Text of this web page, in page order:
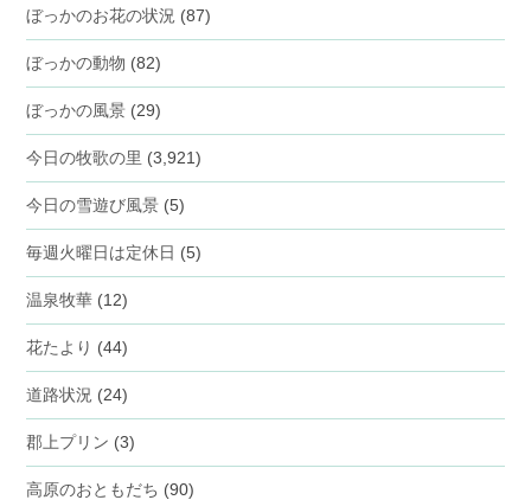
ぼっかのお花の状況 (87)
ぼっかの動物 (82)
ぼっかの風景 (29)
今日の牧歌の里 (3,921)
今日の雪遊び風景 (5)
毎週火曜日は定休日 (5)
温泉牧華 (12)
花たより (44)
道路状況 (24)
郡上プリン (3)
高原のおともだち (90)